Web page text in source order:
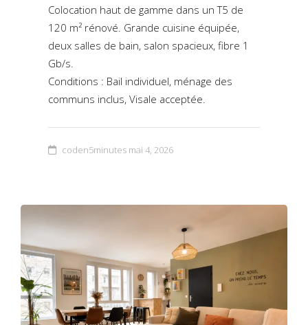
Colocation haut de gamme dans un T5 de
120 m² rénové. Grande cuisine équipée,
deux salles de bain, salon spacieux, fibre 1
Gb/s.
Conditions : Bail individuel, ménage des
communs inclus, Visale acceptée.
coden5minutes mai 4, 2026